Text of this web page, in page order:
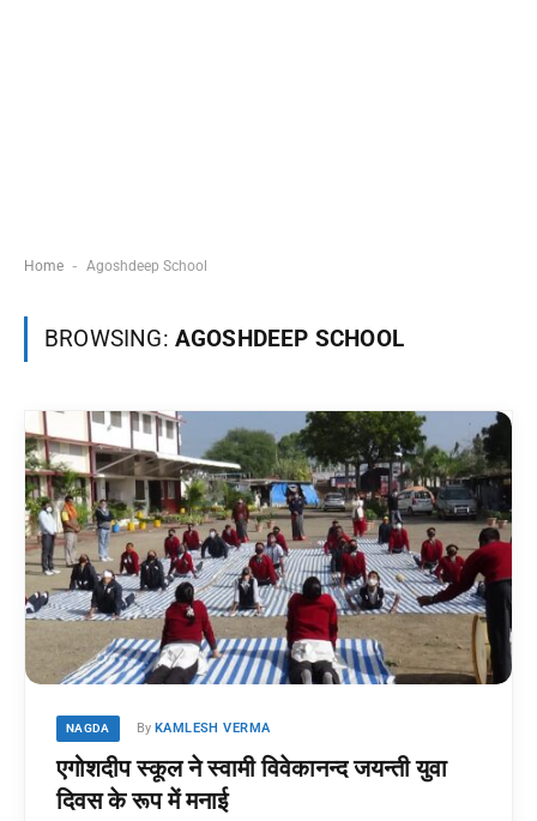
Home - Agoshdeep School
BROWSING: AGOSHDEEP SCHOOL
NAGDA By KAMLESH VERMA
एगोशदीप स्कूल ने स्वामी विवेकानन्द जयन्ती युवा
दिवस के रूप में मनाई